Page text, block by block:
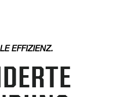
EFFIZIENZ.
W